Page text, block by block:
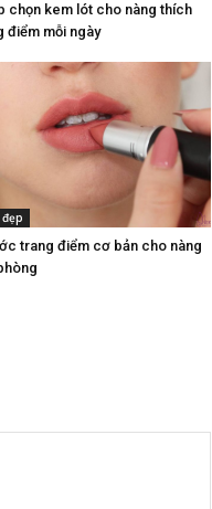
chọn kem lót cho nàng thích
điểm mỗi ngày
đẹp
trang điểm cơ bản cho nàng